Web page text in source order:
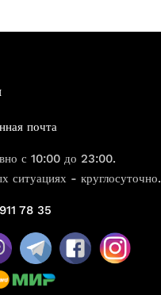
почта
с 10:00 до 23:00.
ситуациях - круглосуточно.
78 35